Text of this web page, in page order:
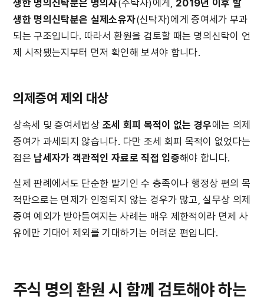
생한 명의신탁분은 명의자(수탁자)에게, 2019년 이후 발
생한 명의신탁분은 실제소유자(신탁자)에게 증여세가 부과
되는 구조입니다. 따라서 환원을 검토할 때는 명의신탁이 언
제 시작됐는지부터 먼저 확인해 보셔야 합니다.
의제증여 제외 대상
상속세 및 증여세법상 조세 회피 목적이 없는 경우에는 의제
증여가 과세되지 않습니다. 다만 조세 회피 목적이 없었다는
점은 납세자가 객관적인 자료로 직접 입증해야 합니다.
실제 판례에서도 단순한 발기인 수 충족이나 행정상 편의 목
적만으로는 면제가 인정되지 않는 경우가 많고, 실무상 의제
증여 예외가 받아들여지는 사례는 매우 제한적이라 면제 사
유에만 기대어 제외를 기대하기는 어려운 편입니다.
주식 명의 환원 시 함께 검토해야 하는